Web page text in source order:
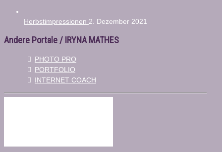
Herbstimpressionen 2. Dezember 2021
Andere Portale / IRYNA MATHES
PHOTO PRO
PORTFOLIO
INTERNET COACH